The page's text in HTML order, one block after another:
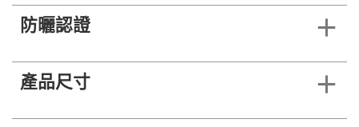
防曬認證
產品尺寸